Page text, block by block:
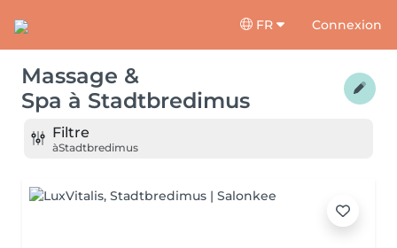
FR Connexion
Massage &
Spa à Stadtbredimus
Filtre
àStadtbredimus